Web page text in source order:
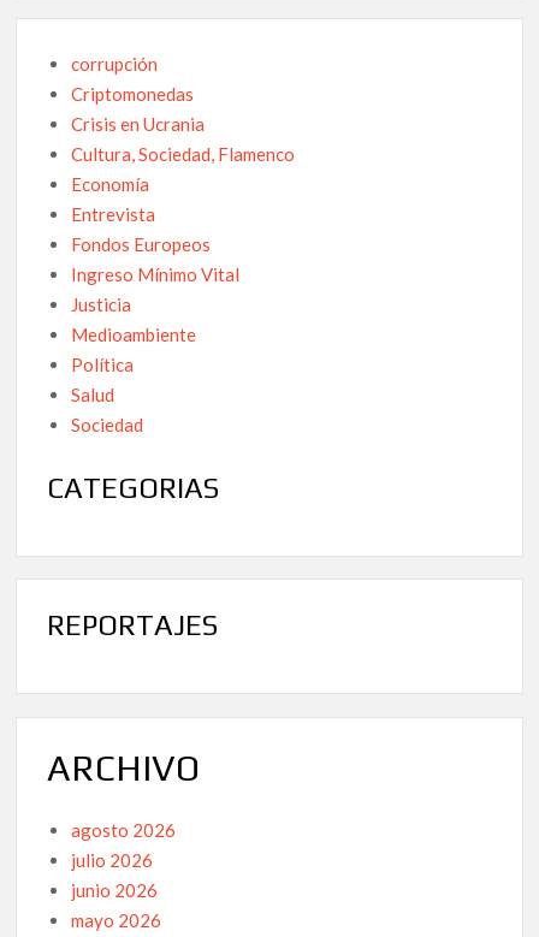
corrupción
Criptomonedas
Crisis en Ucrania
Cultura, Sociedad, Flamenco
Economía
Entrevista
Fondos Europeos
Ingreso Mínimo Vital
Justicia
Medioambiente
Política
Salud
Sociedad
CATEGORIAS
REPORTAJES
ARCHIVO
agosto 2026
julio 2026
junio 2026
mayo 2026